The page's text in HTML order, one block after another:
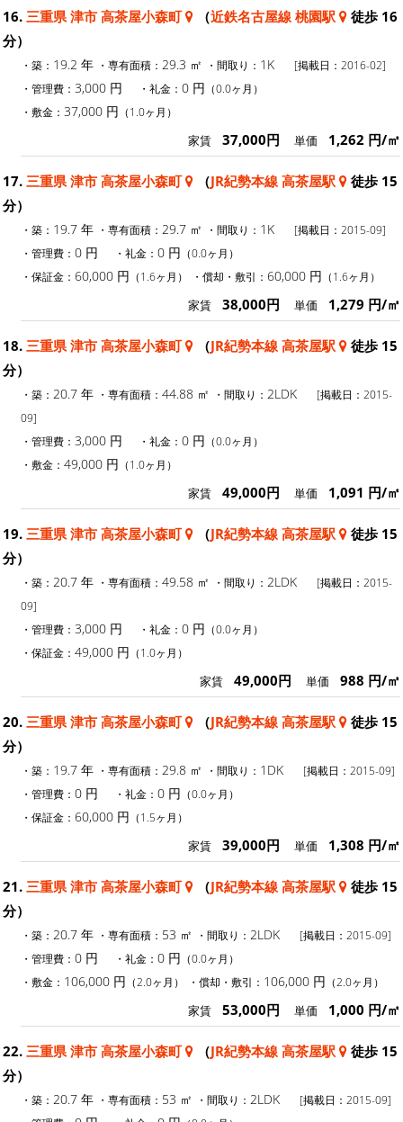
16. 三重県 津市 高茶屋小森町 （近鉄名古屋線 桃園駅
徒歩 16
分）
・築： 19.2 年 ・専有面積： 29.3 ㎡ ・間取り： 1K
[掲載日：2016-02]
・管理費： 3,000 円 ・礼金： 0 円 （0.0ヶ月）
・敷金： 37,000 円 （1.0ヶ月）
家賃 37,000円 単価 1,262 円/㎡
17. 三重県 津市 高茶屋小森町 （JR紀勢本線 高茶屋駅
徒歩 15
分）
・築： 19.7 年 ・専有面積： 29.7 ㎡ ・間取り： 1K
[掲載日：2015-09]
・管理費： 0 円 ・礼金： 0 円 （0.0ヶ月）
・保証金： 60,000 円 （1.6ヶ月） ・償却・敷引： 60,000 円 （1.6ヶ月）
家賃 38,000円 単価 1,279 円/㎡
18. 三重県 津市 高茶屋小森町 （JR紀勢本線 高茶屋駅
徒歩 15
分）
・築： 20.7 年 ・専有面積： 44.88 ㎡ ・間取り： 2LDK
[掲載日：2015-
09]
・管理費： 3,000 円 ・礼金： 0 円 （0.0ヶ月）
・敷金： 49,000 円 （1.0ヶ月）
家賃 49,000円 単価 1,091 円/㎡
19. 三重県 津市 高茶屋小森町 （JR紀勢本線 高茶屋駅
徒歩 15
分）
・築： 20.7 年 ・専有面積： 49.58 ㎡ ・間取り： 2LDK
[掲載日：2015-
09]
・管理費： 3,000 円 ・礼金： 0 円 （0.0ヶ月）
・保証金： 49,000 円 （1.0ヶ月）
家賃 49,000円 単価 988 円/㎡
20. 三重県 津市 高茶屋小森町 （JR紀勢本線 高茶屋駅
徒歩 15
分）
・築： 19.7 年 ・専有面積： 29.8 ㎡ ・間取り： 1DK
[掲載日：2015-09]
・管理費： 0 円 ・礼金： 0 円 （0.0ヶ月）
・保証金： 60,000 円 （1.5ヶ月）
家賃 39,000円 単価 1,308 円/㎡
21. 三重県 津市 高茶屋小森町 （JR紀勢本線 高茶屋駅
徒歩 15
分）
・築： 20.7 年 ・専有面積： 53 ㎡ ・間取り： 2LDK
[掲載日：2015-09]
・管理費： 0 円 ・礼金： 0 円 （0.0ヶ月）
・敷金： 106,000 円 （2.0ヶ月） ・償却・敷引： 106,000 円 （2.0ヶ月）
家賃 53,000円 単価 1,000 円/㎡
22. 三重県 津市 高茶屋小森町 （JR紀勢本線 高茶屋駅
徒歩 15
分）
・築： 20.7 年 ・専有面積： 53 ㎡ ・間取り： 2LDK
[掲載日：2015-09]